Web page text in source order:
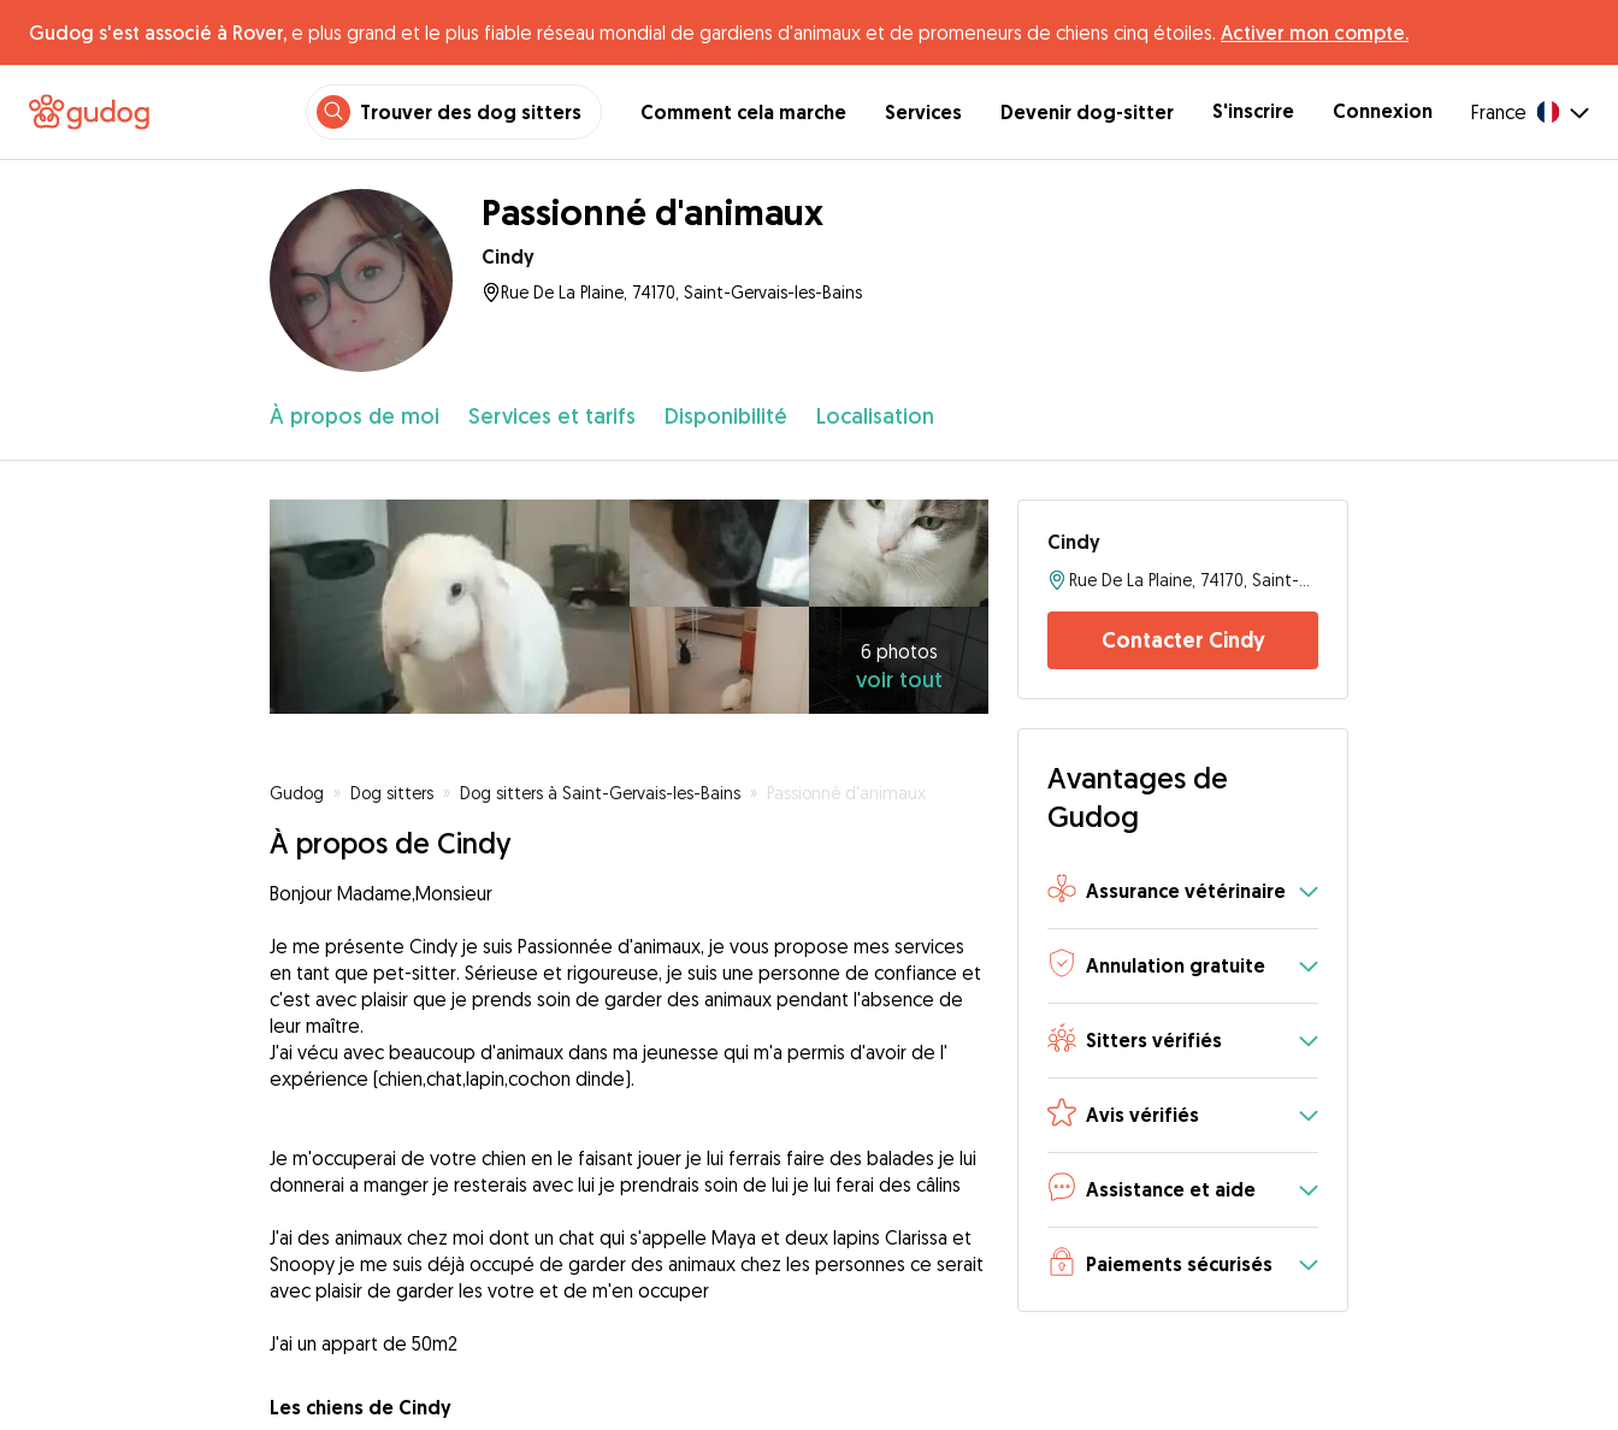
Gudog s'est associé à Rover, e plus grand et le plus fiable réseau mondial de gardiens d'animaux et de promeneurs de chiens cinq étoiles. Activer mon compte.
Trouver des dog sitters Comment cela marche Services Devenir dog-sitter S'inscrire Connexion France
Passionné d'animaux
Cindy
Rue De La Plaine, 74170, Saint-Gervais-les-Bains
À propos de moi Services et tarifs Disponibilité Localisation
6 photos
voir tout
photos
Gudog » Dog sitters » Dog sitters à Saint-Gervais-les-Bains » Passionné d'animaux
À propos de Cindy
Bonjour Madame,Monsieur
Je me présente Cindy je suis Passionnée d'animaux, je vous propose mes services
en tant que pet-sitter. Sérieuse et rigoureuse, je suis une personne de confiance et
c'est avec plaisir que je prends soin de garder des animaux pendant l'absence de
leur maître.
J'ai vécu avec beaucoup d'animaux dans ma jeunesse qui m'a permis d'avoir de l'
expérience (chien,chat,lapin,cochon dinde).
Je m'occuperai de votre chien en le faisant jouer je lui ferrais faire des balades je lui
donnerai a manger je resterais avec lui je prendrais soin de lui je lui ferai des câlins
J'ai des animaux chez moi dont un chat qui s'appelle Maya et deux lapins Clarissa et
Snoopy je me suis déjà occupé de garder des animaux chez les personnes ce serait
avec plaisir de garder les votre et de m'en occuper
J'ai un appart de 50m2
Les chiens de Cindy
Cindy
Contacter Cindy
Avantages de
Gudog
Assurance vétérinaire
Annulation gratuite
Sitters vérifiés
Avis vérifiés
Assistance et aide
Paiements sécurisés